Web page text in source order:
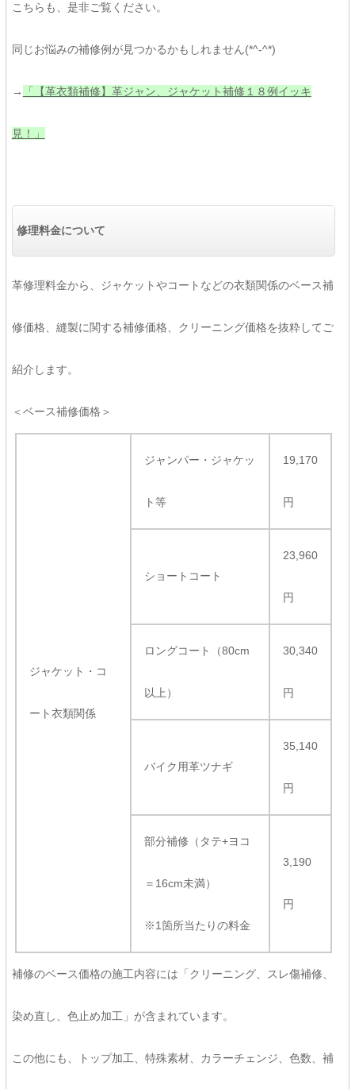
こちらも、是非ご覧ください。
同じお悩みの補修例が見つかるかもしれません(*^-^*)
→ 「【革衣類補修】革ジャン、ジャケット補修１８例イッキ
見！」
修理料金について
革修理料金から、ジャケットやコートなどの衣類関係のベース補
修価格、縫製に関する補修価格、クリーニング価格を抜粋してご
紹介します。
＜ベース補修価格＞
ジャケット・コ
ート衣類関係
ジャンパー・ジャケッ
ト等
19,170
円
ショートコート
23,960
円
ロングコート（80cm
以上）
30,340
円
バイク用革ツナギ
35,140
円
部分補修（タテ+ヨコ
＝16cm未満）
※1箇所当たりの料金
3,190
円
補修のベース価格の施工内容には「クリーニング、スレ傷補修、
染め直し、色止め加工」が含まれています。
この他にも、トップ加工、特殊素材、カラーチェンジ、色数、補